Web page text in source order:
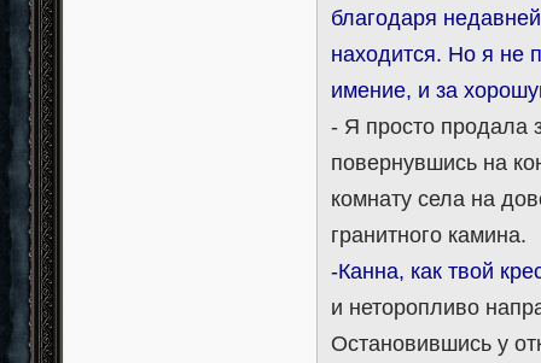
благодаря
находится. Но я не
имение, и за
- Я просто продала
повернувшись на
комнату села на
гранитного камина.
-Канна, как твой
и неторопливо
Остановившись у